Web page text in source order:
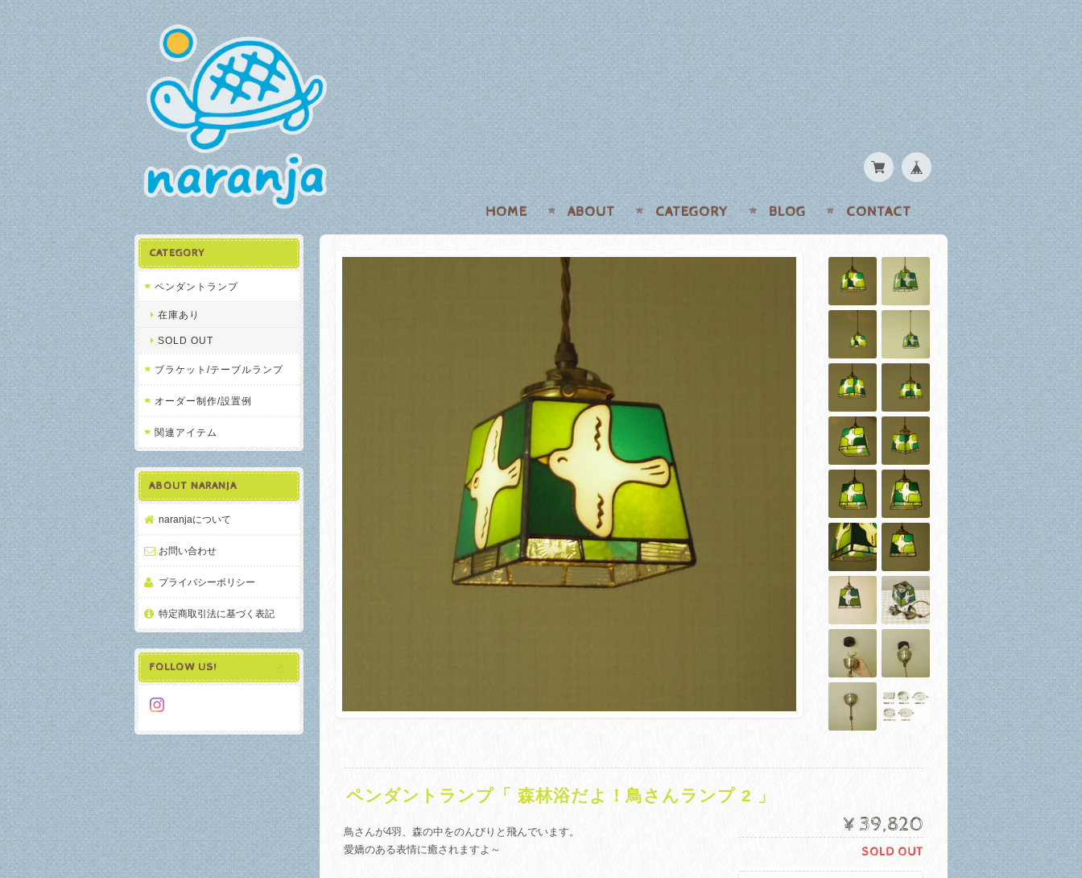
HOME ABOUT CATEGORY BLOG CONTACT
ペンダントランプ「 森林浴だよ！鳥さんランプ 2 」
鳥さんが4羽、森の中をのんびりと飛んでいます。
愛嬌のある表情に癒されますよ～
¥39,820
SOLD OUT
CATEGORY
ペンダントランプ
在庫あり
SOLD OUT
ブラケット/テーブルランプ
オーダー制作/設置例
関連アイテム
ABOUT NARANJA
naranjaについて
お問い合わせ
プライバシーポリシー
特定商取引法に基づく表記
FOLLOW US!